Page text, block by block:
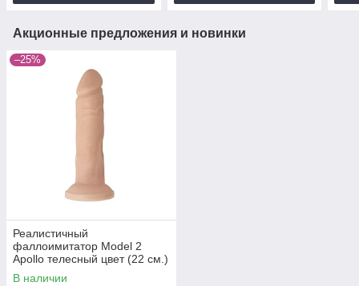
Акционные предложения и новинки
–25%
Реалистичный
фаллоимитатор Model 2
Apollo телесный цвет (22 см.)
В наличии